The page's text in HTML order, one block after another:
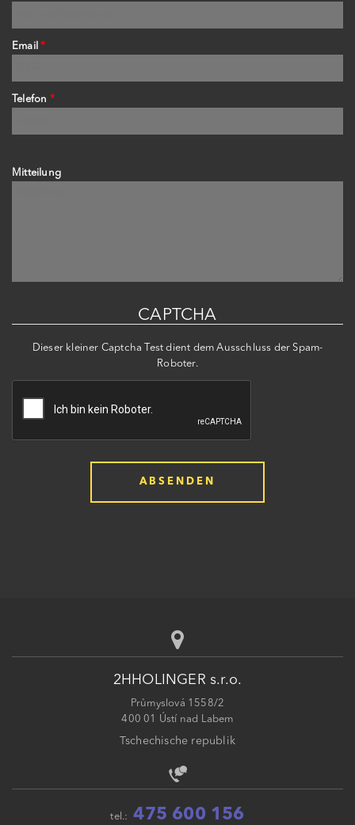
Email *
Telefon *
Mitteilung
CAPTCHA
Dieser kleiner Captcha Test dient dem Ausschluss der Spam-
Roboter.
2HHOLINGER s.r.o.
Průmyslová 1558/2
400 01 Ústí nad Labem
Tschechische republik
tel.: 475 600 156